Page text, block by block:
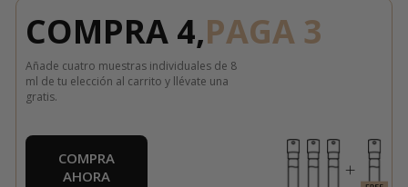
COMPRA 4,PAGA 3
Añade cuatro muestras individuales de 8
ml de tu elección al carrito y llévate una
gratis.
COMPRA
AHORA